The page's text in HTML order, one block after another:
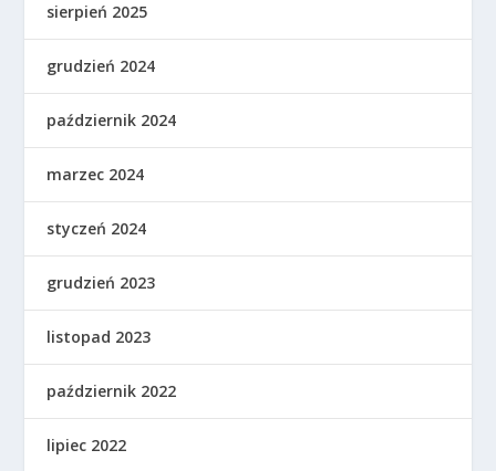
sierpień 2025
grudzień 2024
październik 2024
marzec 2024
styczeń 2024
grudzień 2023
listopad 2023
październik 2022
lipiec 2022